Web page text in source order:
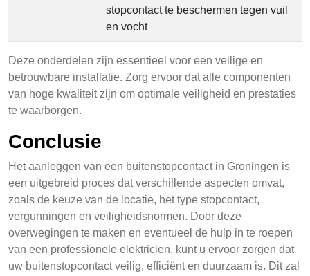
stopcontact te beschermen tegen vuil
en vocht
Deze onderdelen zijn essentieel voor een veilige en
betrouwbare installatie. Zorg ervoor dat alle componenten
van hoge kwaliteit zijn om optimale veiligheid en prestaties
te waarborgen.
Conclusie
Het aanleggen van een buitenstopcontact in Groningen is
een uitgebreid proces dat verschillende aspecten omvat,
zoals de keuze van de locatie, het type stopcontact,
vergunningen en veiligheidsnormen. Door deze
overwegingen te maken en eventueel de hulp in te roepen
van een professionele elektricien, kunt u ervoor zorgen dat
uw buitenstopcontact veilig, efficiënt en duurzaam is. Dit zal